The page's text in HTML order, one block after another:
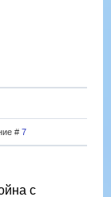
# 7
с